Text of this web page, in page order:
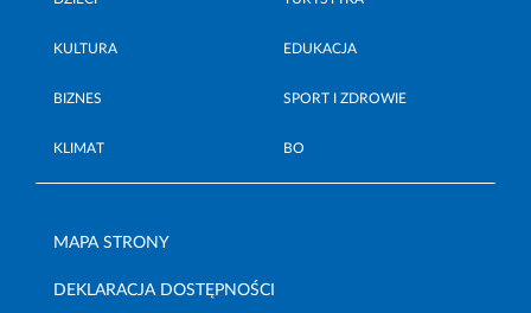
KULTURA EDUKACJA
BIZNES SPORT I ZDROWIE
KLIMAT BO
MAPA STRONY
DEKLARACJA DOSTĘPNOŚCI